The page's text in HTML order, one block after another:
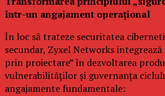
într-un angajament operațional
În loc să trateze securitatea
secundar, Zyxel Networks
prin proiectare” în dezvoltarea
vulnerabilităților și guvernanța
angajamente fundamentale: